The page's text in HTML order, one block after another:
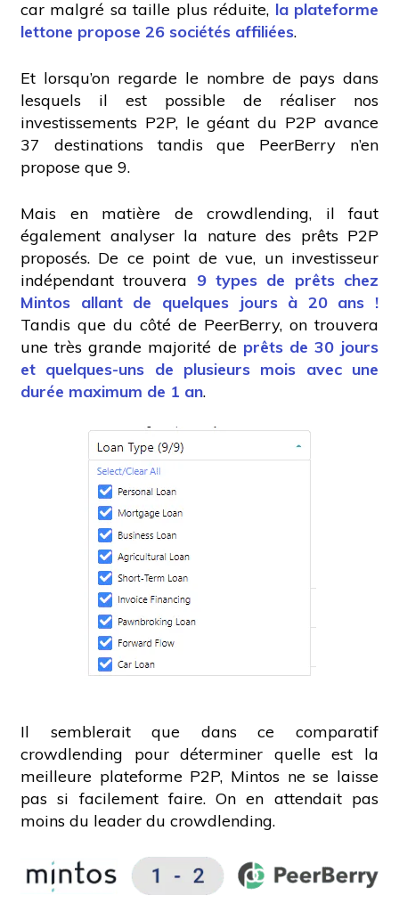
car malgré sa taille plus réduite, la plateforme
lettone propose 26 sociétés affiliées.
Et lorsqu’on regarde le nombre de pays dans
lesquels il est possible de réaliser nos
investissements P2P, le géant du P2P avance
37 destinations tandis que PeerBerry n’en
propose que 9.
Mais en matière de crowdlending, il faut
également analyser la nature des prêts P2P
proposés. De ce point de vue, un investisseur
indépendant trouvera 9 types de prêts chez
Mintos allant de quelques jours à 20 ans !
Tandis que du côté de PeerBerry, on trouvera
une très grande majorité de prêts de 30 jours
et quelques-uns de plusieurs mois avec une
durée maximum de 1 an.
Il semblerait que dans ce comparatif
crowdlending pour déterminer quelle est la
meilleure plateforme P2P, Mintos ne se laisse
pas si facilement faire. On en attendait pas
moins du leader du crowdlending.